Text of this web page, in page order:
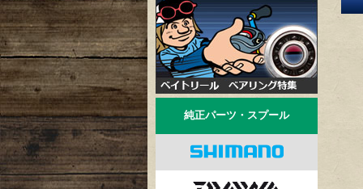
純正パーツ・スプール